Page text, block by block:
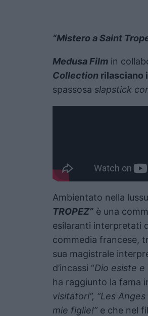
“Mistero a Saint
Medusa Film in
Collection rilasciano
spassosa slapstick
Ambientato nella
TROPEZ” è una
esilaranti interpretati
commedia francese,
sua magistrale
d’incassi “Dio esiste e
ha raggiunto la fama
visitatori”, “Les
mie figlie!” e che nel